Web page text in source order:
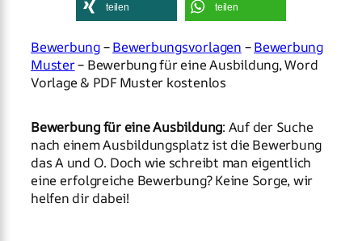
teilen teilen
Bewerbung–Bewerbungsvorlagen –Bewerbung
Muster– Bewerbung für eine Ausbildung, Word
Vorlage & PDF Muster kostenlos
Bewerbung für eine Ausbildung: Auf der Suche
nach einem Ausbildungsplatz ist die Bewerbung
das A und O. Doch wie schreibt man eigentlich
eine erfolgreiche Bewerbung? Keine Sorge, wir
helfen dir dabei!